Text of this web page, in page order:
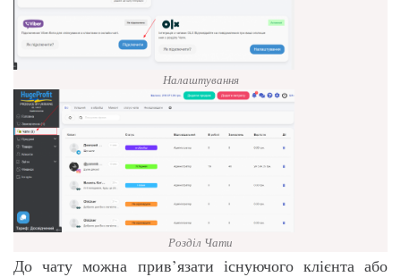
Налаштування
Розділ Чати
До чату можна прив’язати існуючого клієнта або